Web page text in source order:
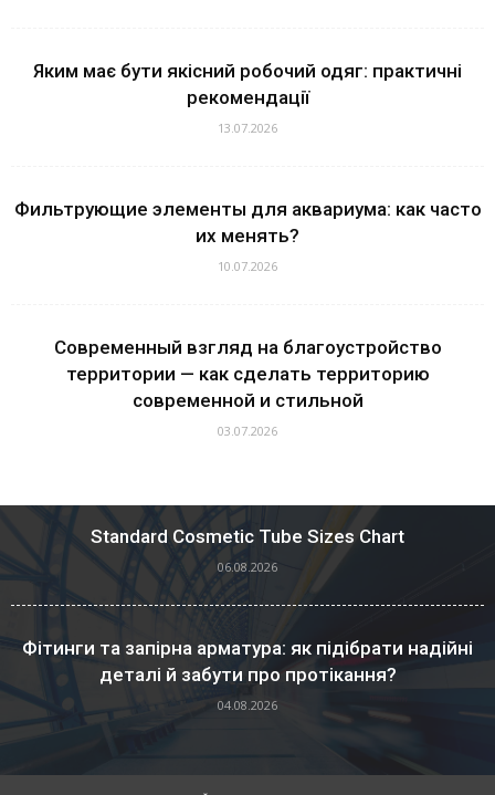
Яким має бути якісний робочий одяг: практичні
рекомендації
13.07.2026
Фильтрующие элементы для аквариума: как часто
их менять?
10.07.2026
Современный взгляд на благоустройство
территории — как сделать территорию
современной и стильной
03.07.2026
Standard Cosmetic Tube Sizes Chart
06.08.2026
Фітинги та запірна арматура: як підібрати надійні
деталі й забути про протікання?
04.08.2026